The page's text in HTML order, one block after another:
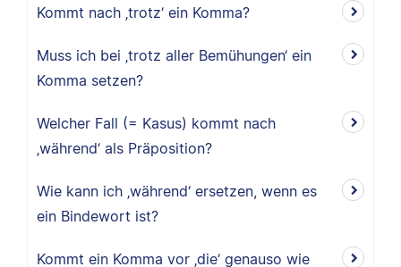
Kommt nach ‚trotz‘ ein Komma?
Muss ich bei ‚trotz aller Bemühungen‘ ein
Komma setzen?
Welcher Fall (= Kasus) kommt nach
‚während‘ als Präposition?
Wie kann ich ‚während‘ ersetzen, wenn es
ein Bindewort ist?
Kommt ein Komma vor ‚die‘ genauso wie